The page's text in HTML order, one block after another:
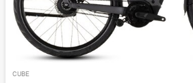
CUBE